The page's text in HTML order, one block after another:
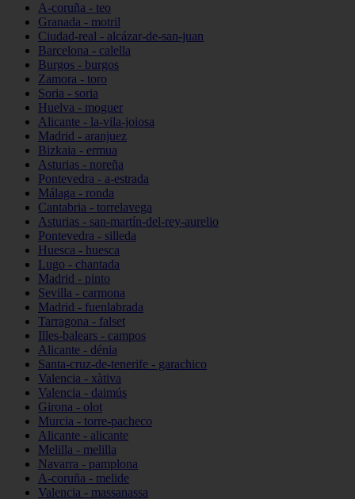
A-coruña - teo
Granada - motril
Ciudad-real - alcázar-de-san-juan
Barcelona - calella
Burgos - burgos
Zamora - toro
Soria - soria
Huelva - moguer
Alicante - la-vila-joiosa
Madrid - aranjuez
Bizkaia - ermua
Asturias - noreña
Pontevedra - a-estrada
Málaga - ronda
Cantabria - torrelavega
Asturias - san-martín-del-rey-aurelio
Pontevedra - silleda
Huesca - huesca
Lugo - chantada
Madrid - pinto
Sevilla - carmona
Madrid - fuenlabrada
Tarragona - falset
Illes-balears - campos
Alicante - dénia
Santa-cruz-de-tenerife - garachico
Valencia - xàtiva
Valencia - daimús
Girona - olot
Murcia - torre-pacheco
Alicante - alicante
Melilla - melilla
Navarra - pamplona
A-coruña - melide
Valencia - massanassa